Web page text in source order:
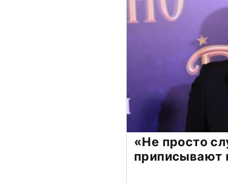
«Не просто
приписывают